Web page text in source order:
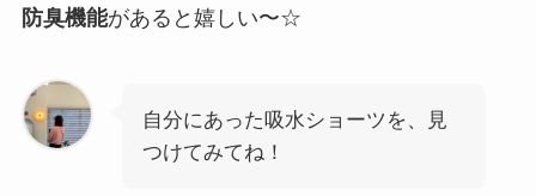
防臭機能があると嬉しい〜☆
自分にあった吸水ショーツを、見
つけてみてね！